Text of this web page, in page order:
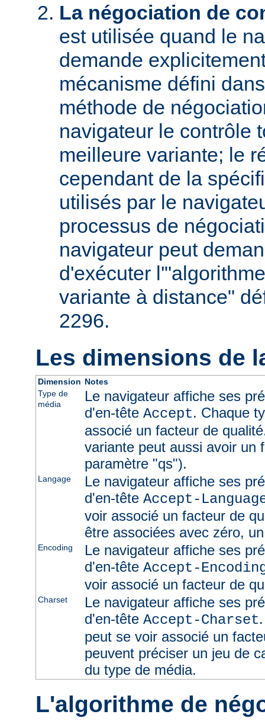
La négociation de
est utilisée quand le
demande
mécanisme défini
méthode de
navigateur le contrôle
meilleure variante; le
cependant de la
utilisés par le
processus de
navigateur peut
d'exécuter
variante à distance"
2296.
Les dimensions de
Dimension Notes
Type de
média
Le navigateur affiche ses
d'en-tête Accept. Chaque
associé un facteur de
variante peut aussi avoir un
paramètre "qs").
Langage
Le navigateur affiche ses
d'en-tête Accept-
voir associé un facteur de
être associées avec zéro,
Encoding
Le navigateur affiche ses
d'en-tête Accept-
voir associé un facteur de
Charset
Le navigateur affiche ses
d'en-tête Accept-Charset
peut se voir associé un
peuvent préciser un jeu de
du type de média.
L'algorithme de